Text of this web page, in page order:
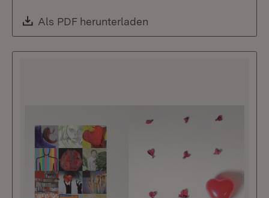
Download:
Als PDF herunterladen